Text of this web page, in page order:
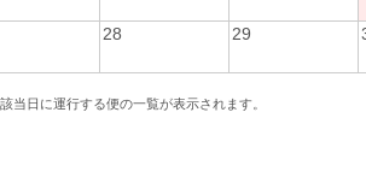
28 29
当日に運行する便の一覧が表示されます。